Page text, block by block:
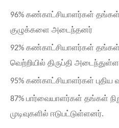
96% கண்காட்சியாளர்கள்
குழுக்களை அடைந்தனர்
92% கண்காட்சியாளர்கள்
வெற்றியில் திருப்தி
95% கண்காட்சியாளர்கள் புதிய
87% பார்வையாளர்கள் தங்கள்
முடிவுகளில் ஈடுபட்டுள்ளனர்.